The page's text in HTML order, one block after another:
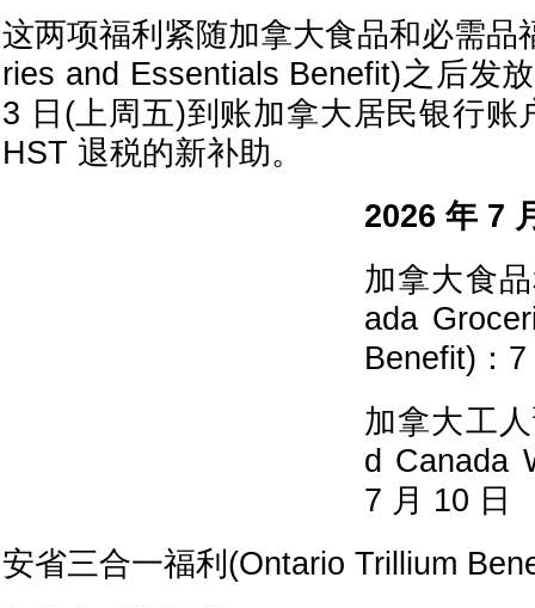
这两项福利紧随加拿大食品和必需品
ries and Essentials Benefit)之后发
3 日(上周五)到账加拿大居民银行账
HST 退税的新补助。
2026 年 7
加拿大食
ada
Benefit)：
加拿大工
d Canada
7 月 10 日
安省三合一福利(Ontario Trillium